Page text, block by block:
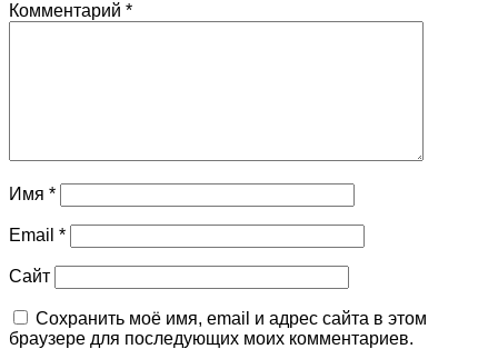
Комментарий *
Имя *
Email *
Сайт
Сохранить моё имя, email и адрес сайта в этом
браузере для последующих моих комментариев.